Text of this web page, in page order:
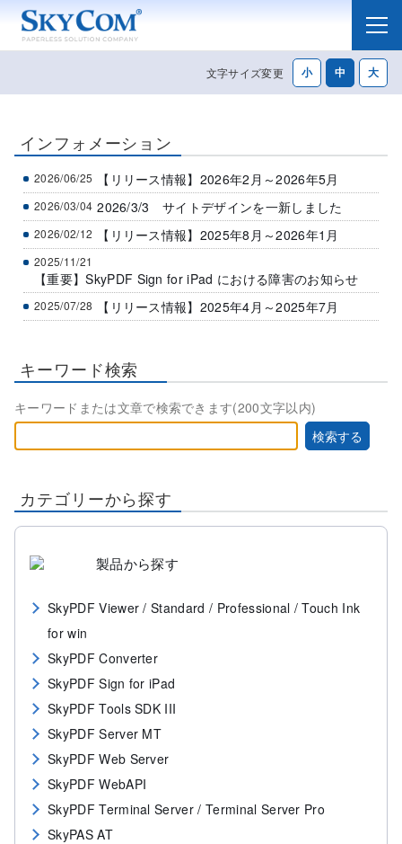
文字サイズ変更
インフォメーション
2026/06/25 【リリース情報】2026年2月～2026年5月
2026/03/04 2026/3/3 サイトデザインを一新しました
2026/02/12 【リリース情報】2025年8月～2026年1月
2025/11/21
【重要】SkyPDF Sign for iPad における障害のお知らせ
2025/07/28 【リリース情報】2025年4月～2025年7月
キーワード検索
キーワードまたは文章で検索できます(200文字以内)
製品から探す
SkyPDF Viewer / Standard / Professional / Touch Ink
for win
SkyPDF Converter
SkyPDF Sign for iPad
SkyPDF Tools SDK III
SkyPDF Server MT
SkyPDF Web Server
SkyPDF WebAPI
SkyPDF Terminal Server / Terminal Server Pro
SkyPAS AT